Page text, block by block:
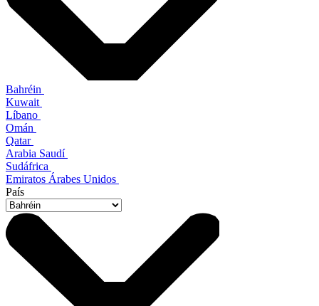
Bahréin
Kuwait
Líbano
Omán
Qatar
Arabia Saudí
Sudáfrica
Emiratos Árabes Unidos
País